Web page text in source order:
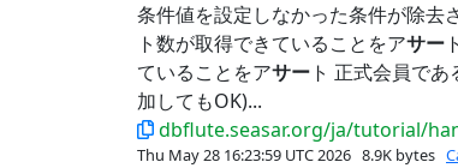
条件値を設定しなかった条件が除去
ト数が取得できていることをアサー
ていることをアサー ト 正式会員で
加してもOK)...
dbflute.seasar.org/ja/tutorial/
Thu May 28 16:23:59 UTC 2026 8.9K bytes